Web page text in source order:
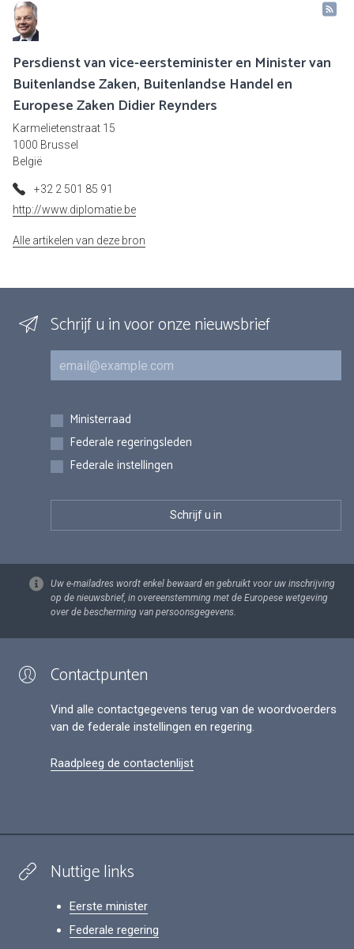
Persdienst van vice-eersteminister en Minister van
Buitenlandse Zaken, Buitenlandse Handel en
Europese Zaken Didier Reynders
Karmelietenstraat 15
1000 Brussel
België
+32 2 501 85 91
http://www.diplomatie.be
Alle artikelen van deze bron
Schrijf u in voor onze nieuwsbrief
E-mail
Inschrijvingen
Ministerraad
Federale regeringsleden
Federale instellingen
Uw e-mailadres wordt enkel bewaard en gebruikt voor uw inschrijving
op de nieuwsbrief, in overeenstemming met de Europese wetgeving
over de bescherming van persoonsgegevens.
Contactpunten
Vind alle contactgegevens terug van de woordvoerders
van de federale instellingen en regering.
Raadpleeg de contactenlijst
Nuttige links
Eerste minister
Federale regering